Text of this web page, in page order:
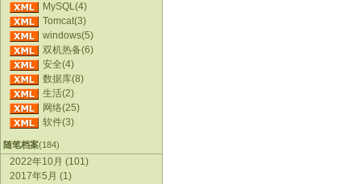
MySQL(4)
Tomcat(3)
windows(5)
双机热备(6)
安全(4)
数据库(8)
生活(2)
网络(25)
软件(3)
随笔档案(184)
2022年10月 (101)
2017年5月 (1)